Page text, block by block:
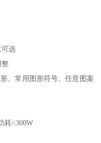
可选
、常用图形符号、任意图案
耗<300W